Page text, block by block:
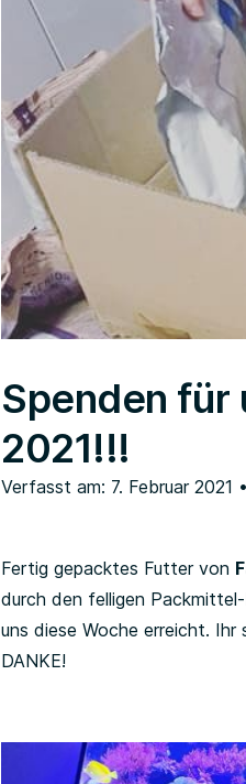
Spenden für
2021!!!
Verfasst am: 7. Februar 2021
Fertig gepacktes Futter von
durch den felligen
uns diese Woche erreicht. Ihr
DANKE!